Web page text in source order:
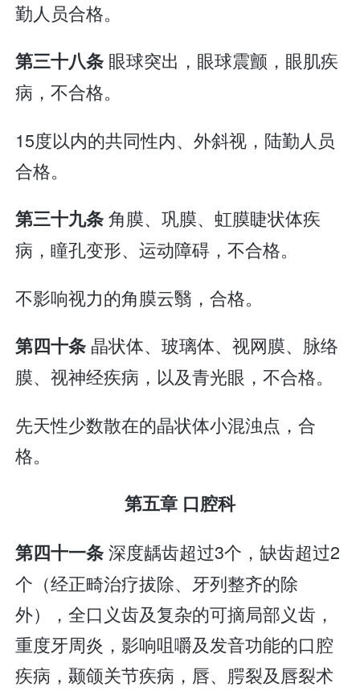
勤人员合格。
第三十八条 眼球突出，眼球震颤，眼肌疾
病，不合格。
15度以内的共同性内、外斜视，陆勤人员
合格。
第三十九条角膜、巩膜、虹膜睫状体疾
病，瞳孔变形、运动障碍，不合格。
不影响视力的角膜云翳，合格。
第四十条 晶状体、玻璃体、视网膜、脉络
膜、视神经疾病，以及青光眼，不合格。
先天性少数散在的晶状体小混浊点，合
格。
第五章 口腔科
第四十一条深度龋齿超过3个，缺齿超过2
个（经正畸治疗拔除、牙列整齐的除
外），全口义齿及复杂的可摘局部义齿，
重度牙周炎，影响咀嚼及发音功能的口腔
疾病，颞颌关节疾病，唇、腭裂及唇裂术